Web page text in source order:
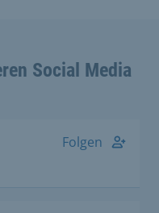
Social Media
Folgen